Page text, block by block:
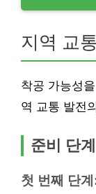
지역 교
착공 가능성
역 교통 발전
준비 단계
첫 번째 단